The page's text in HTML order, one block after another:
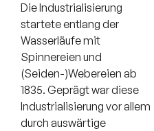
Die Industrialisierung
startete entlang der
Wasserläufe mit
Spinnereien und
(Seiden-)Webereien ab
1835. Geprägt war diese
Industrialisierung vor allem
durch auswärtige